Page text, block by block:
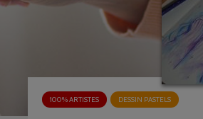
100% ARTISTES DESSIN PASTELS